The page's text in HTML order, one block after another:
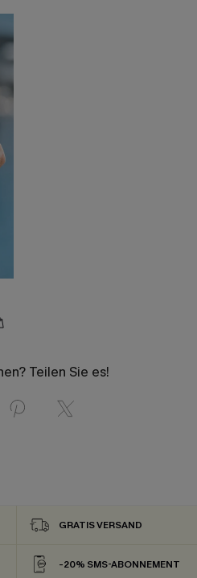
Teilen Sie es!
GRATIS VERSAND
-20% SMS-ABONNEMENT